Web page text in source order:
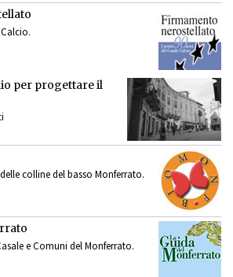
per progettare il
colline del basso Monferrato.
e Comuni del Monferrato.